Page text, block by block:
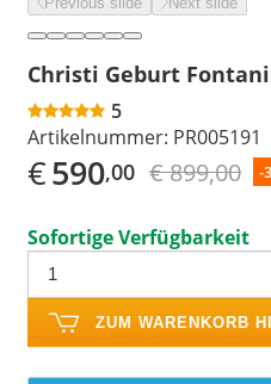
Christi Geburt
5
Artikelnummer: PR005191
€590,00 € 899,00 -
Sofortige Verfügbarkeit
ZUM WARENKORB